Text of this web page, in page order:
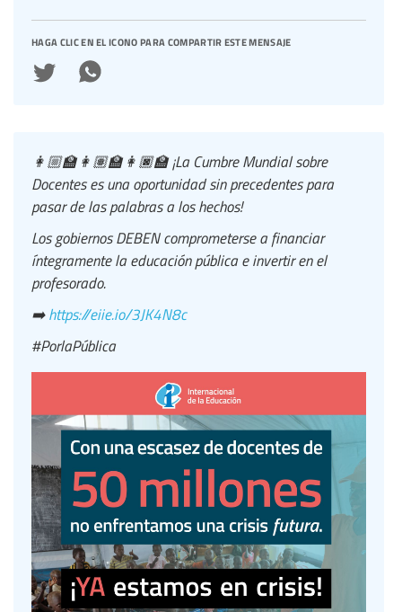
haga clic en el icono para compartir este mensaje
👩🏼‍🏫👩🏽‍🏫👩🏿‍🏫 ¡La Cumbre Mundial sobre
Docentes es una oportunidad sin precedentes para
pasar de las palabras a los hechos!
Los gobiernos DEBEN comprometerse a financiar
íntegramente la educación pública e invertir en el
profesorado.
➡️https://eiie.io/3JK4N8c
#PorlaPública